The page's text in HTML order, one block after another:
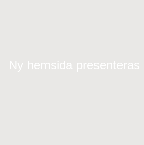
Ny hemsida presenteras